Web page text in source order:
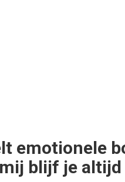
emotionele
blijf je